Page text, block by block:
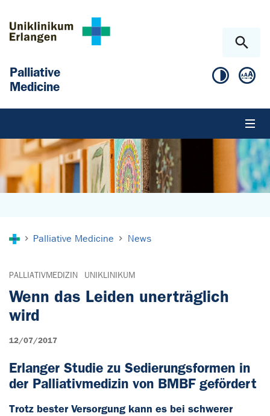
Palliative
Medicine
Palliative Medicine News
PALLIATIVMEDIZIN UNIKLINIKUM
Wenn das Leiden unerträglich
wird
12/07/2017
Erlanger Studie zu Sedierungsformen in
der Palliativmedizin von BMBF gefördert
Trotz bester Versorgung kann es bei schwerer